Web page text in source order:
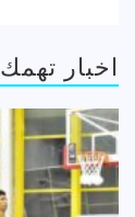
اخبار تهمك